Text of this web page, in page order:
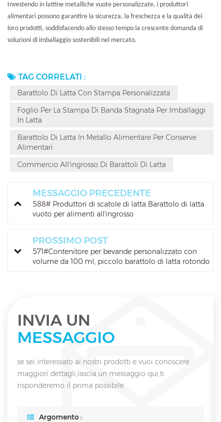
Investendo in lattine metalliche vuote personalizzate, i produttori
alimentari possono garantire la sicurezza, la freschezza e la qualità dei
loro prodotti, soddisfacendo allo stesso tempo la crescente domanda di
soluzioni di imballaggio sostenibili nel mercato.
TAG CORRELATI :
Barattolo Di Latta Con Stampa Personalizzata
Foglio Per La Stampa Di Banda Stagnata Per Imballaggi
In Latta
Barattolo Di Latta In Metallo Alimentare Per Conserve
Alimentari
Commercio All'ingrosso Di Barattoli Di Latta
MESSAGGIO PRECEDENTE
588# Produttori di scatole di latta Barattolo di latta
vuoto per alimenti all'ingrosso
PROSSIMO POST
571#Contenitore per bevande personalizzato con
volume da 100 ml, piccolo barattolo di latta rotondo
INVIA UN
MESSAGGIO
se sei interessato ai nostri prodotti e vuoi conoscere
maggiori dettagli,lascia un messaggio qui,ti
risponderemo il prima possibile.
Argomento :